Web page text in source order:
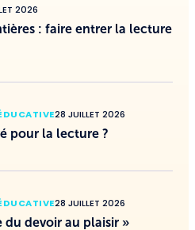
2026
: faire entrer la lecture
28 JUILLET 2026
pour la lecture ?
28 JUILLET 2026
du devoir au plaisir »